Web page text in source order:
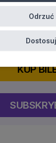
i
KUP
Odrzuć
Dostosuj